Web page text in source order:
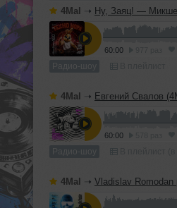
4Mal ➝ Ну, Заяц! — Микшер Русской
60:00
Радио-шоу
4Mal ➝ Евгений Свалов (4Mal),
60:00
Радио-шоу
4Mal ➝ Vladislav Romodan pres. Vlad Positive —